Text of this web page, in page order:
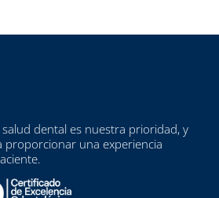
dental es nuestra prioridad, y
proporcionar una experiencia